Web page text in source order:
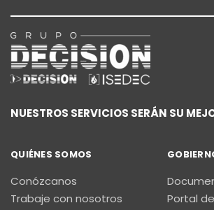
NUESTROS SERVICIOS SERÁN SU
QUIÉNES SOMOS
Conózcanos
Trabaje con nosotros
Portal